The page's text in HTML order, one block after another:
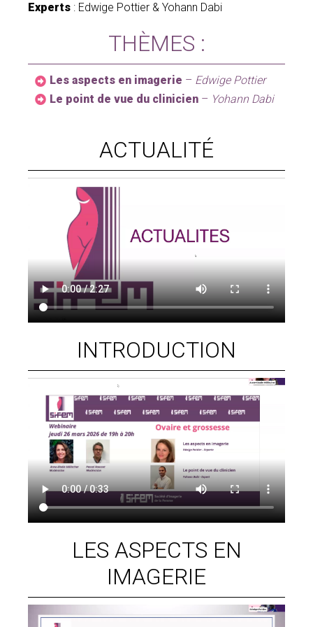
Revue « Imagerie de la Femme »
Experts : Edwige Pottier & Yohann Dabi
THÈMES :
Les aspects en imagerie – Edwige Pottier
Le point de vue du clinicien – Yohann Dabi
ACTUALITÉ
INTRODUCTION
LES ASPECTS EN
IMAGERIE